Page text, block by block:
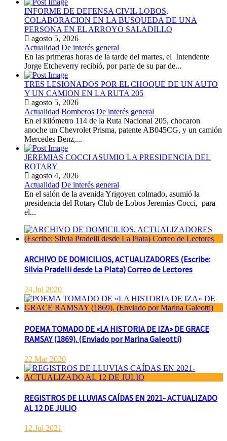
INFORME DE DEFENSA CIVIL LOBOS,
COLABORACION EN LA BUSQUEDA DE UNA
PERSONA EN EL ARROYO SALADILLO
agosto 5, 2026
Actualidad De interés general
En las primeras horas de la tarde del martes, el Intendente
Jorge Etcheverry recibió, por parte de su par de...
TRES LESIONADOS POR EL CHOQUE DE UN AUTO
Y UN CAMION EN LA RUTA 205
agosto 5, 2026
Actualidad Bomberos De interés general
En el kilómetro 114 de la Ruta Nacional 205, chocaron
anoche un Chevrolet Prisma, patente AB045CG, y un camión
Mercedes Benz,...
JEREMIAS COCCI ASUMIO LA PRESIDENCIA DEL
ROTARY
agosto 4, 2026
Actualidad De interés general
En el salón de la avenida Yrigoyen colmado, asumió la
presidencia del Rotary Club de Lobos Jeremías Cocci, para
el...
ARCHIVO DE DOMICILIOS, ACTUALIZADORES (Escribe:
Silvia Pradelli desde La Plata) Correo de Lectores
24.Jul 2020
POEMA TOMADO DE «LA HISTORIA DE IZA» DE GRACE
RAMSAY (1869). (Enviado por Marina Galeotti)
22.Mar 2020
REGISTROS DE LLUVIAS CAÍDAS EN 2021- ACTUALIZADO
AL 12 DE JULIO
12.Jul 2021